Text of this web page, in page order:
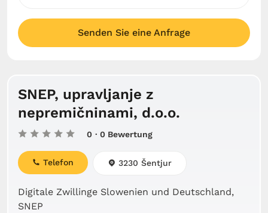
Senden Sie eine Anfrage
SNEP, upravljanje z
nepremičninami, d.o.o.
0 · 0 Bewertung
Digitale Zwillinge Slowenien und Deutschland,
SNEP
Telefon 3230 Šentjur